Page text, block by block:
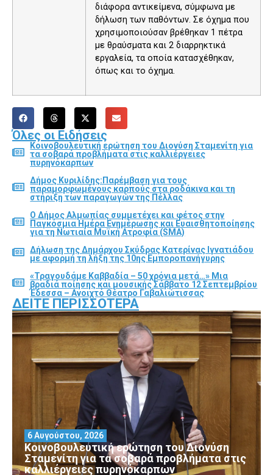
διάφορα αντικείμενα, σύμφωνα με
δήλωση των παθόντων. Σε όχημα που
χρησιμοποιούσαν βρέθηκαν 1 πέτρα
με θραύσματα και 2 διαρρηκτικά
εργαλεία, τα οποία κατασχέθηκαν,
όπως και το όχημα.
Όλες οι Ειδήσεις
Κοινοβουλευτική ερώτηση του Διονύση Σταμενίτη για
τα σοβαρά προβλήματα στις καλλιέργειες
πυρηνόκαρπων
Δήμος Κυριλίδης:Παρέμβαση για τους
παραμορφωμένους καρπούς στα ροδάκινα και τη
στήριξη των παραγωγών της Πέλλας
Ο Δήμος Αλμωπίας συμμετέχει και φέτος στην
Παγκόσμια Ημέρα Ενημέρωσης και Ευαισθητοποίησης
για τη Νωτιαία Μυϊκή Ατροφία (SMA)
Δήλωση της Δημάρχου Σκύδρας Κατερίνας Ιγνατιάδου
με αφορμή τη λήξη της 10ης Εμποροπανήγυρης
«Τραγουδάμε Καββαδία – 50 χρόνια μετά…» Μια
βραδιά ποίησης και μουσικής Σάββατο 12 Σεπτεμβρίου
Έδεσσα – Ανοιχτό Θέατρο Γαβαλιώτισσας
ΔΕΊΤΕ ΠΕΡΙΣΣΌΤΕΡΑ
Κοινοβουλευτική ερώτηση του Διονύση
Σταμενίτη για τα σοβαρά προβλήματα στις
καλλιέργειες πυρηνόκαρπων
6 Αυγούστου, 2026